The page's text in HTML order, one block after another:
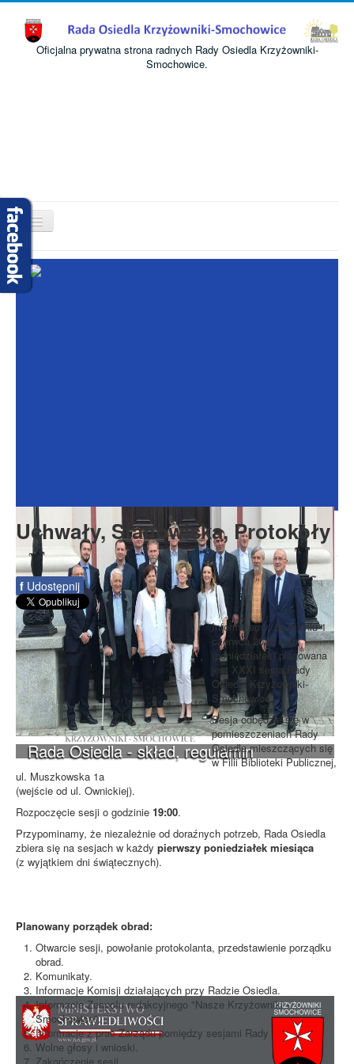
Oficjalna prywatna strona radnych Rady Osiedla Krzyżowniki-
Smochowice.
Przełącz
nawigację
Start
O nas
Rada Seniorów
Rada Osiedla - skład, regulamin
Uchwały, Stanowiska, Protokoły
f Udostępnij
Informujemy, że w dniu 1
czerwca 2026 roku
(poniedziałek) planowana
jest XXXI sesja Rady
Osiedla Krzyżowniki-
Smochowice.
Sesja odbędzie się w
pomieszczeniach Rady
Osiedla mieszczących się
w Filii Biblioteki Publicznej,
ul. Muszkowska 1a
(wejście od ul. Ownickiej).
Rozpoczęcie sesji o godzinie 19:00.
Przypominamy, że niezależnie od doraźnych potrzeb, Rada Osiedla
zbiera się na sesjach w każdy pierwszy poniedziałek miesiąca
(z wyjątkiem dni świątecznych).
Planowany porządek obrad:
Otwarcie sesji, powołanie protokolanta, przedstawienie porządku
obrad.
Komunikaty.
Informacje Komisji działających przy Radzie Osiedla.
Informacje Zespołu redakcyjnego "Nasze Krzyżowniki -
Smochowice".
Informacje z prac Zarządu pomiędzy sesjami Rady
Wolne głosy i wnioski.